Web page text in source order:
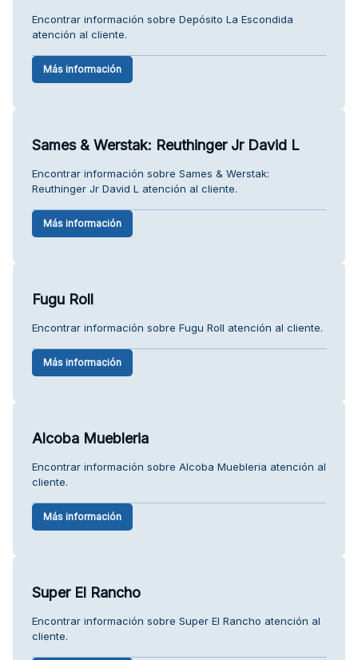
Encontrar información sobre Depósito La Escondida
atención al cliente.
Más información
Sames & Werstak: Reuthinger Jr David L
Encontrar información sobre Sames & Werstak:
Reuthinger Jr David L atención al cliente.
Más información
Fugu Roll
Encontrar información sobre Fugu Roll atención al cliente.
Más información
Alcoba Muebleria
Encontrar información sobre Alcoba Muebleria atención al
cliente.
Más información
Super El Rancho
Encontrar información sobre Super El Rancho atención al
cliente.